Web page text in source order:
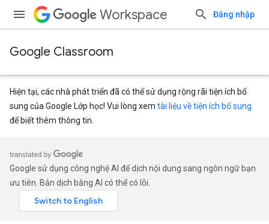
Workspace Đăng nhập
Google Classroom
Hiện tại, các nhà phát triển đã có thể sử dụng rộng rãi tiện ích bổ
sung của Google Lớp học! Vui lòng xem tài liệu về tiện ích bổ sung
để biết thêm thông tin.
Google sử dụng công nghệ AI để dịch nội dung sang ngôn ngữ bạn
ưu tiên. Bản dịch bằng AI có thể có lỗi.